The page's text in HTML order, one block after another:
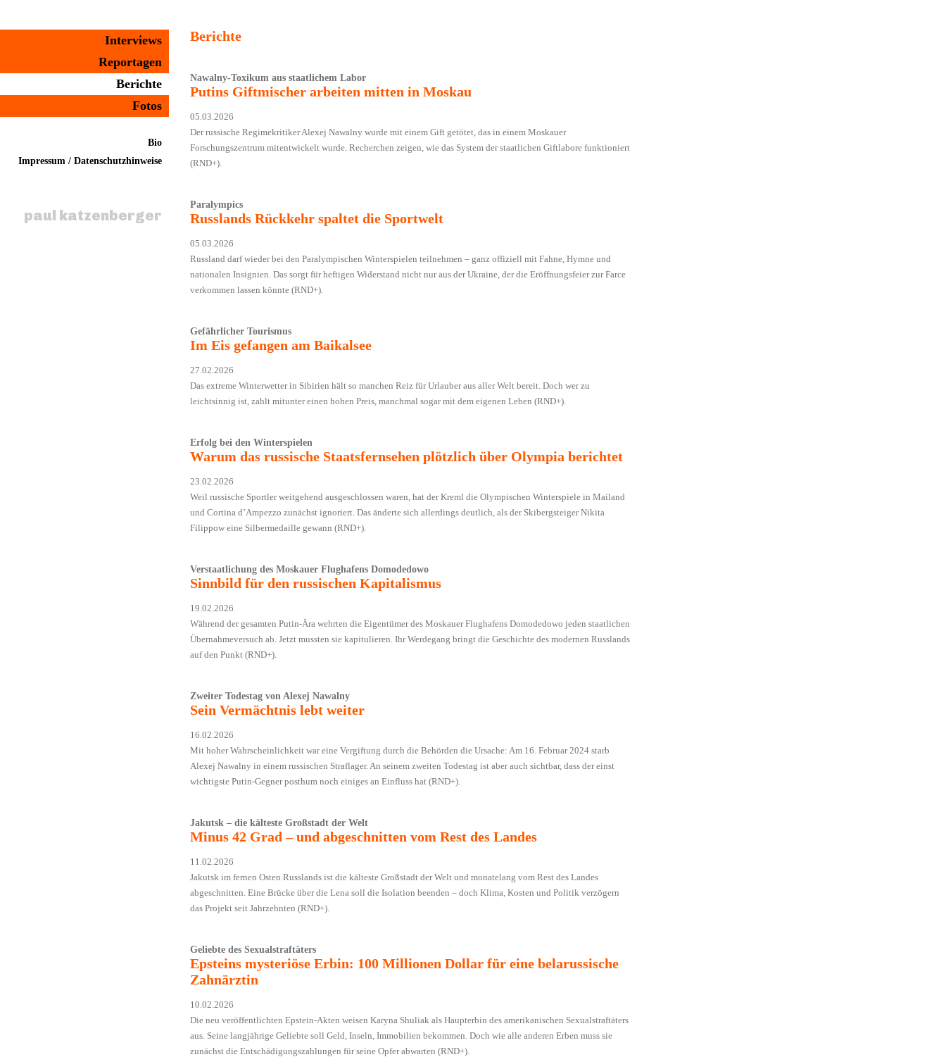
Interviews
Reportagen
Berichte
Fotos
Bio
Impressum / Datenschutzhinweise
paul katzenberger
Berichte
Nawalny-Toxikum aus staatlichem Labor
Putins Giftmischer arbeiten mitten in Moskau
05.03.2026
Der russische Regimekritiker Alexej Nawalny wurde mit einem Gift getötet, das in einem Moskauer
Forschungszentrum mitentwickelt wurde. Recherchen zeigen, wie das System der staatlichen Giftlabore funktioniert
(RND+).
Paralympics
Russlands Rückkehr spaltet die Sportwelt
05.03.2026
Russland darf wieder bei den Paralympischen Winterspielen teilnehmen – ganz offiziell mit Fahne, Hymne und
nationalen Insignien. Das sorgt für heftigen Widerstand nicht nur aus der Ukraine, der die Eröffnungsfeier zur Farce
verkommen lassen könnte (RND+).
Gefährlicher Tourismus
Im Eis gefangen am Baikalsee
27.02.2026
Das extreme Winterwetter in Sibirien hält so manchen Reiz für Urlauber aus aller Welt bereit. Doch wer zu
leichtsinnig ist, zahlt mitunter einen hohen Preis, manchmal sogar mit dem eigenen Leben (RND+).
Erfolg bei den Winterspielen
Warum das russische Staatsfernsehen plötzlich über Olympia berichtet
23.02.2026
Weil russische Sportler weitgehend ausgeschlossen waren, hat der Kreml die Olympischen Winterspiele in Mailand
und Cortina d’Ampezzo zunächst ignoriert. Das änderte sich allerdings deutlich, als der Skibergsteiger Nikita
Filippow eine Silbermedaille gewann (RND+).
Verstaatlichung des Moskauer Flughafens Domodedowo
Sinnbild für den russischen Kapitalismus
19.02.2026
Während der gesamten Putin-Ära wehrten die Eigen­tümer des Moskauer Flughafens Domodedowo jeden staatlichen
Übernahme­versuch ab. Jetzt mussten sie kapitulieren. Ihr Werdegang bringt die Geschichte des modernen Russlands
auf den Punkt (RND+).
Zweiter Todestag von Alexej Nawalny
Sein Vermächtnis lebt weiter
16.02.2026
Mit hoher Wahrscheinlichkeit war eine Vergiftung durch die Behörden die Ursache: Am 16. Februar 2024 starb
Alexej Nawalny in einem russischen Straflager. An seinem zweiten Todestag ist aber auch sichtbar, dass der einst
wichtigste Putin-Gegner posthum noch einiges an Einfluss hat (RND+).
Jakutsk – die kälteste Großstadt der Welt
Minus 42 Grad – und abgeschnitten vom Rest des Landes
11.02.2026
Jakutsk im fernen Osten Russlands ist die kälteste Großstadt der Welt und monatelang vom Rest des Landes
abgeschnitten. Eine Brücke über die Lena soll die Isolation beenden – doch Klima, Kosten und Politik verzögern
das Projekt seit Jahrzehnten (RND+).
Geliebte des Sexualstraftäters
Epsteins mysteriöse Erbin: 100 Millionen Dollar für eine belarussische
Zahnärztin
10.02.2026
Die neu veröffentlichten Epstein-Akten weisen Karyna Shuliak als Haupterbin des amerikanischen Sexualstraftäters
aus. Seine langjährige Geliebte soll Geld, Inseln, Immobilien bekommen. Doch wie alle anderen Erben muss sie
zunächst die Entschädigungszahlungen für seine Opfer abwarten (RND+).